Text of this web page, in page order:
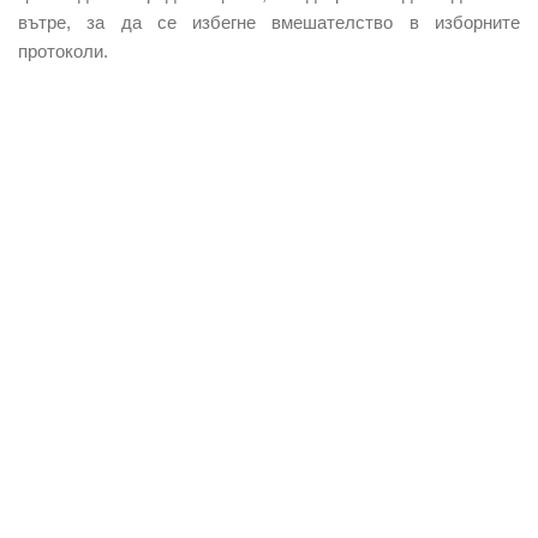
вътре, за да се избегне вмешателство в изборните
протоколи.